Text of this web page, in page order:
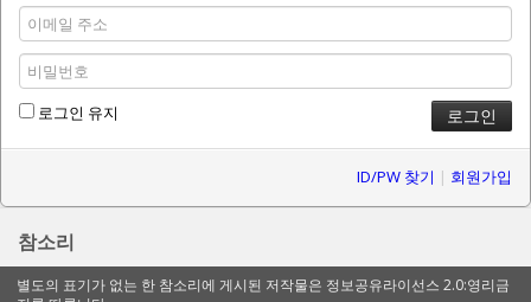
로그인 유지
ID/PW 찾기 | 회원가입
참소리
별도의 표기가 없는 한 참소리에 게시된 저작물은 정보공유라이선스 2.0:영리금